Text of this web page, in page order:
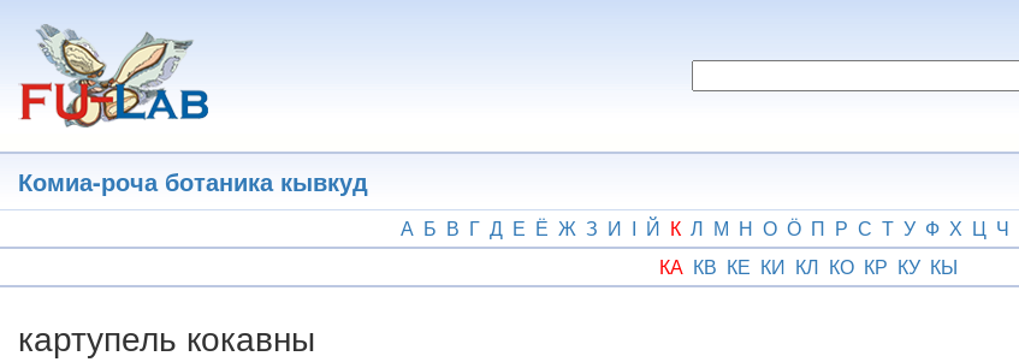
основному
содержанию
Комиа-роча ботаника кывкуд
А Б В Г Д Е Ё Ж З И І Й К Л М Н О Ӧ П Р С Т У Ф Х Ц Ч
КА КВ КЕ КИ КЛ КО КР КУ КЫ
картупель кокавны